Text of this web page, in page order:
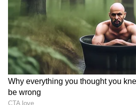
தீவுகள்!!